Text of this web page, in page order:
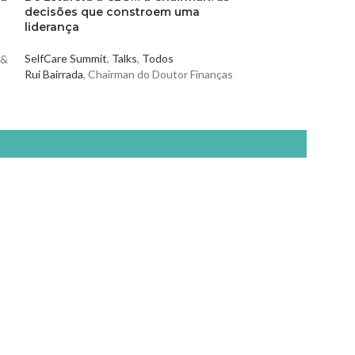
decisões que constroem uma
liderança
SelfCare Summit, Talks, Todos
Rui Bairrada, Chairman do Doutor Finanças